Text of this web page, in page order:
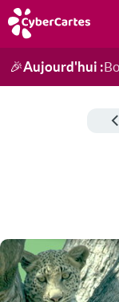
Anniversaire
Fête du jour
Amour
Amitié
Merci
Toutes les
🎉Aujourd'hui :